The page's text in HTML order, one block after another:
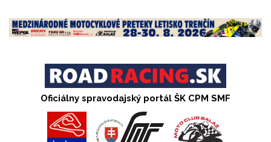
content
Oficiálny spravodajský portál ŠK CPM SMF